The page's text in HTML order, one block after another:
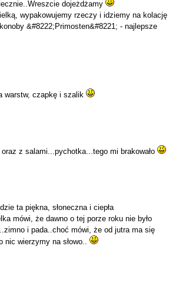
dojeżdżamy
wypakowujemy rzeczy i idziemy na kolację
&#8222;Primosten&#8221; - najlepsze
warstw, czapkę i szalik
z salami...pychotka...tego mi brakowało
ta piękna, słoneczna i ciepła
mówi, że dawno o tej porze roku nie było
i pada..choć mówi, że od jutra ma się
nic wierzymy na słowo..